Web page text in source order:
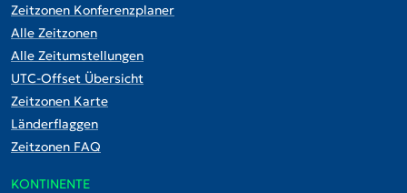
Zeitzonen Konferenzplaner
Alle Zeitzonen
Alle Zeitumstellungen
UTC-Offset Übersicht
Zeitzonen Karte
Länderflaggen
Zeitzonen FAQ
KONTINENTE